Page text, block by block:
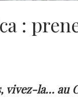
:
vivez-la… au